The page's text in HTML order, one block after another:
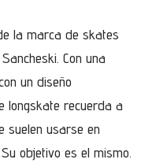
la marca de skates
Con una
un diseño
longskate recuerda a
suelen usarse en
objetivo es el mismo.